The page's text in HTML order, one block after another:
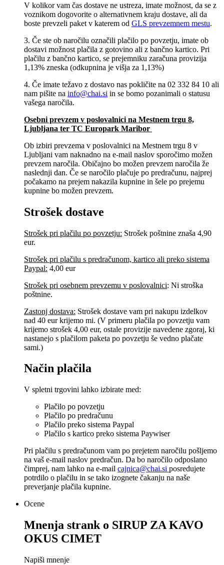
V kolikor vam čas dostave ne ustreza, imate možnost, da se z
voznikom dogovorite o alternativnem kraju dostave, ali da
boste prevzeli paket v katerem od GLS prevzemnem mestu.
3. Če ste ob naročilu označili plačilo po povzetju, imate ob
dostavi možnost plačila z gotovino ali z bančno kartico. Pri
plačilu z bančno kartico, se prejemniku zaračuna provizija
1,13% zneska (odkupnina je višja za 1,13%)
4. Če imate težavo z dostavo nas pokličite na 02 332 84 10 ali
nam pišite na info@chai.si in se bomo pozanimali o statusu
vašega naročila.
Osebni prevzem v poslovalnici na Mestnem trgu 8,
Ljubljana​ ter TC Europark Maribor
Ob izbiri prevzema v poslovalnici na Mestnem trgu 8 v
Ljubljani vam naknadno na e-mail naslov sporočimo možen
prevzem naročila. Običajno bo možen prevzem naročila že
naslednji dan. Če se naročilo plačuje po predračunu, najprej
počakamo na prejem nakazila kupnine in šele po prejemu
kupnine bo možen prevzem.
Strošek dostave
Strošek pri plačilu po povzetju: Strošek poštnine znaša 4,90
eur.
Strošek pri plačilu s predračunom, kartico ali preko sistema
Paypal: 4,00 eur
Strošek pri osebnem prevzemu v poslovalnici: Ni stroška
poštnine.
Zastonj dostava: Strošek dostave vam pri nakupu izdelkov
nad 40 eur krijemo mi. (V primeru plačila po povzetju vam
krijemo strošek 4,00 eur, ostale provizije navedene zgoraj, ki
nastanejo s plačilom paketa po povzetju še vedno plačate
sami.)
Način plačila
V spletni trgovini lahko izbirate med:
Plačilo po povzetju
Plačilo po predračunu
Plačilo preko sistema Paypal
Plačilo s kartico preko sistema Paywiser
Pri plačilu s predračunom vam po prejetem naročilu pošljemo
na vaš e-mail naslov predračun. Da bo naročilo odposlano
čimprej, nam lahko na e-mail cajnica@chai.si posredujete
potrdilo o plačilu in se tako izognete čakanju na naše
preverjanje plačila kupnine.
Ocene
Mnenja strank o SIRUP ZA KAVO
OKUS CIMET
Napiši mnenje